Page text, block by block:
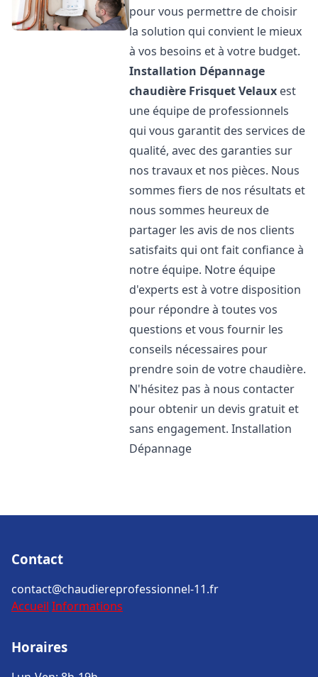
pour vous permettre de choisir
la solution qui convient le mieux
à vos besoins et à votre budget.
Installation Dépannage
chaudière FrisquetVelaux est
une équipe de professionnels
qui vous garantit des services de
qualité, avec des garanties sur
nos travaux et nos pièces. Nous
sommes fiers de nos résultats et
nous sommes heureux de
partager les avis de nos clients
satisfaits qui ont fait confiance à
notre équipe. Notre équipe
d'experts est à votre disposition
pour répondre à toutes vos
questions et vous fournir les
conseils nécessaires pour
prendre soin de votre chaudière.
N'hésitez pas à nous contacter
pour obtenir un devis gratuit et
sans engagement. Installation
Dépannage
Contact
contact@chaudiereprofessionnel-11.fr
Accueil Informations
Horaires